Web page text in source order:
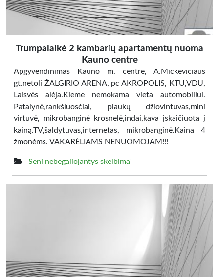
Trumpalaikė 2 kambarių apartamentų nuoma
Kauno centre
Apgyvendinimas Kauno m. centre, A.Mickevičiaus
gt.netoli ŽALGIRIO ARENA, pc AKROPOLIS, KTU,VDU,
Laisvės alėja.Kieme nemokama vieta automobiliui.
Patalynė,rankšluosčiai, plaukų džiovintuvas,mini
virtuvė, mikrobanginė krosnelė,indai,kava įskaičiuota į
kainą.TV,šaldytuvas,internetas, mikrobanginė.Kaina 4
žmonėms. VAKARĖLIAMS NENUOMOJAM!!!
Seni nebegaliojantys skelbimai